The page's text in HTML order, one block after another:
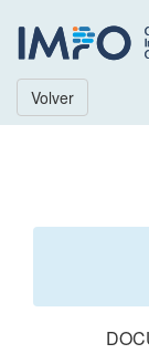
Volver